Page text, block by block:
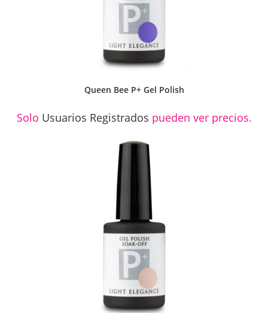
Queen Bee P+ Gel Polish
Solo Usuarios Registrados pueden ver precios.